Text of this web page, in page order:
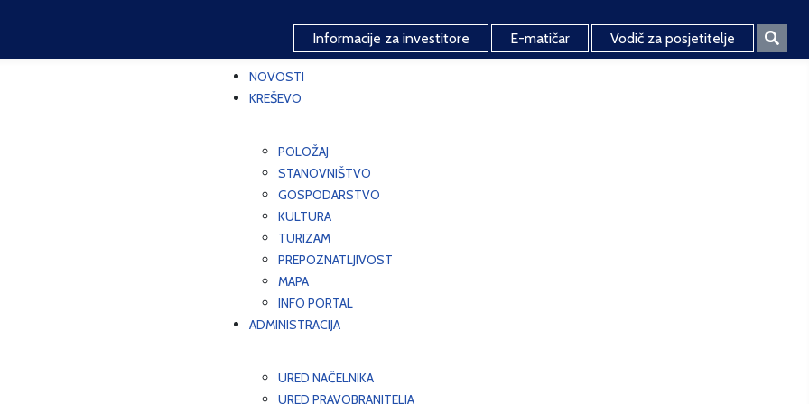
Informacije za investitore E-matičar Vodič za posjetitelje
NOVOSTI
KREŠEVO
POLOŽAJ
STANOVNIŠTVO
GOSPODARSTVO
KULTURA
TURIZAM
PREPOZNATLJIVOST
MAPA
INFO PORTAL
ADMINISTRACIJA
URED NAČELNIKA
URED PRAVOBRANITELJA